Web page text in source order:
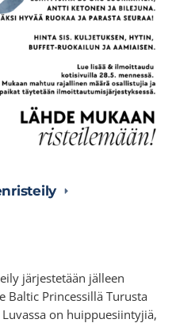
järjestetään jälleen
Baltic Princessillä Turusta
on huippuesiintyjiä,